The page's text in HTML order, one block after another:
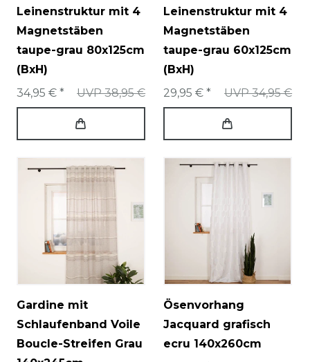
Leinenstruktur mit 4
Magnetstäben
taupe-grau 80x125cm
(BxH)
UVP 38,95 €
34,95 € *
Leinenstruktur mit 4
Magnetstäben
taupe-grau 60x125cm
(BxH)
UVP 34,95 €
29,95 € *
Gardine mit
Schlaufenband Voile
Boucle-Streifen Grau
Ösenvorhang
Jacquard grafisch
ecru 140x260cm